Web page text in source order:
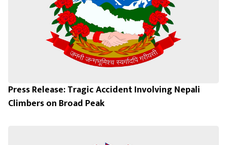
Press Release: Tragic Accident Involving Nepali
Climbers on Broad Peak